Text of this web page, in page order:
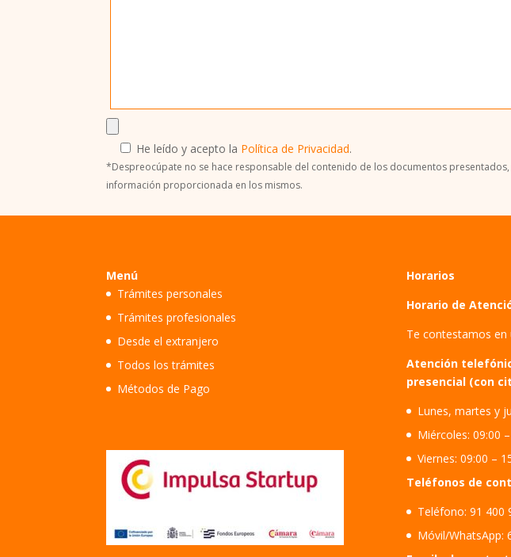
He leído y acepto la Política de Privacidad.
*Despreocúpate no se hace responsable del contenido de los documentos
información proporcionada en los mismos.
Menú
Trámites personales
Trámites profesionales
Desde el extranjero
Todos los trámites
Métodos de Pago
Horarios
Horario de
Te contestamos en
Atención
presencial (con
Lunes, martes y
Miércoles: 09:00
Viernes: 09:00 –
Teléfonos de
Teléfono: 91 400
Móvil/WhatsApp: